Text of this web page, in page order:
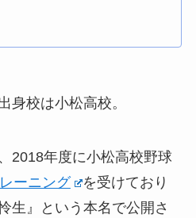
身校は小松高校。
2018年度に小松高校野球
ーニング
を受けており
生』という本名で公開さ